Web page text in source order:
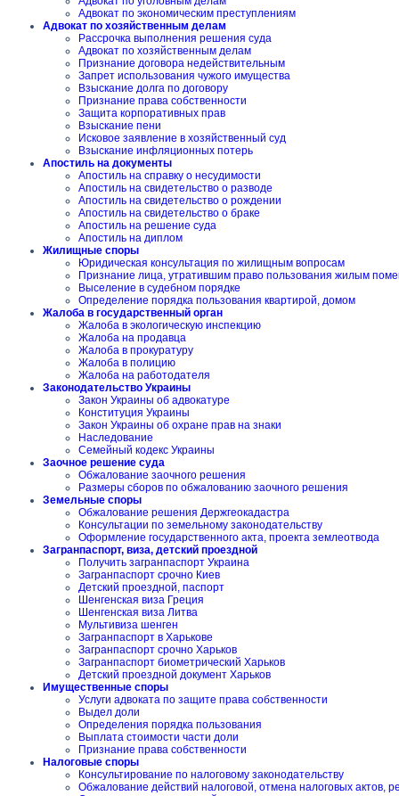
Адвокат по экономическим преступлениям
Адвокат по хозяйственным делам
Рассрочка выполнения решения суда
Адвокат по хозяйственным делам
Признание договора недействительным
Запрет использования чужого имущества
Взыскание долга по договору
Признание права собственности
Защита корпоративных прав
Взыскание пени
Исковое заявление в хозяйственный суд
Взыскание инфляционных потерь
Апостиль на документы
Апостиль на справку о несудимости
Апостиль на свидетельство о разводе
Апостиль на свидетельство о рождении
Апостиль на свидетельство о браке
Апостиль на решение суда
Апостиль на диплом
Жилищные споры
Юридическая консультация по жилищным вопросам
Признание лица, утратившим право пользования жилым
Выселение в судебном порядке
Определение порядка пользования квартирой, домом
Жалоба в государственный орган
Жалоба в экологическую инспекцию
Жалоба на продавца
Жалоба в прокуратуру
Жалоба в полицию
Жалоба на работодателя
Законодательство Украины
Закон Украины об адвокатуре
Конституция Украины
Закон Украины об охране прав на знаки
Наследование
Семейный кодекс Украины
Заочное решение суда
Обжалование заочного решения
Размеры сборов по обжалованию заочного решения
Земельные споры
Обжалование решения Держгеокадастра
Консультации по земельному законодательству
Оформление государственного акта, проекта землеотвода
Загранпаспорт, виза, детский проездной
Получить загранпаспорт Украина
Загранпаспорт срочно Киев
Детский проездной, паспорт
Шенгенская виза Греция
Шенгенская виза Литва
Мультивиза шенген
Загранпаспорт в Харькове
Загранпаспорт срочно Харьков
Загранпаспорт биометрический Харьков
Детский проездной документ Харьков
Имущественные споры
Услуги адвоката по защите права собственности
Выдел доли
Определения порядка пользования
Выплата стоимости части доли
Признание права собственности
Налоговые споры
Консультирование по налоговому законодательству
Обжалование действий налоговой, отмена налоговых актов,